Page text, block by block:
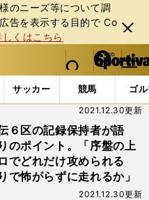
のニーズ等について調
告を表⽰する⽬的で Co
しくはこちら
閉じ
る
web Sportiva (webスポルティーバ)
検索
マイペ
ー
ジ
メニュ
サッカー 競馬 ゴ
ス・ 情報
６区の記録保持者が語
のポイント。「序盤の上
でどれだけ攻められる
で怖がらずに走れるか」
2021.12.30更新
2021.12.30更新